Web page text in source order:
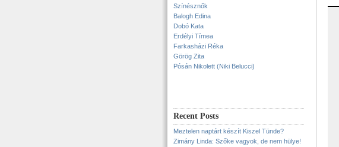
Színésznők
Balogh Edina
Dobó Kata
Erdélyi Tímea
Farkasházi Réka
Görög Zita
Pósán Nikolett (Niki Belucci)
Recent Posts
Meztelen naptárt készít Kiszel Tünde?
Zimány Linda: Szőke vagyok, de nem hülye!